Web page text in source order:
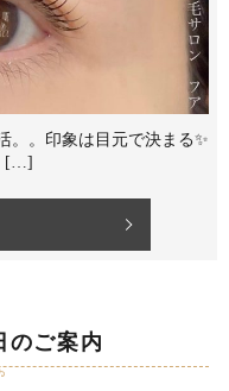
。印象は目元で決まる✨⁡
[…]
のご案内